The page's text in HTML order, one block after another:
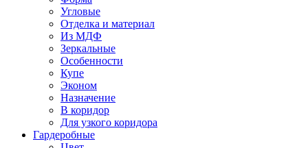
Угловые
Отделка и материал
Из МДФ
Зеркальные
Особенности
Купе
Эконом
Назначение
В коридор
Для узкого коридора
Гардеробные